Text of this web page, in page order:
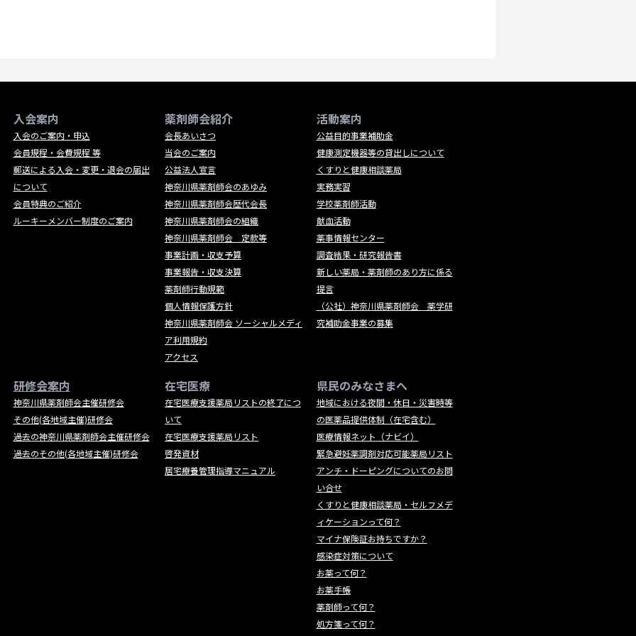
入会案内
入会のご案内・申込
会員規程・会費規程 等
郵送による入会・変更・退会の届出
について
会員特典のご紹介
ルーキーメンバー制度のご案内
薬剤師会紹介
会長あいさつ
当会のご案内
公益法人宣言
神奈川県薬剤師会のあゆみ
神奈川県薬剤師会歴代会長
神奈川県薬剤師会の組織
神奈川県薬剤師会 定款等
事業計画・収支予算
事業報告・収支決算
薬剤師行動規範
個人情報保護方針
神奈川県薬剤師会 ソーシャルメディ
ア利用規約
アクセス
活動案内
公益目的事業補助金
健康測定機器等の貸出しについて
くすりと健康相談薬局
実務実習
学校薬剤師活動
献血活動
薬事情報センター
調査結果・研究報告書
新しい薬局・薬剤師のあり方に係る
提言
（公社）神奈川県薬剤師会 薬学研
究補助金事業の募集
研修会案内
神奈川県薬剤師会主催研修会
その他(各地域主催)研修会
過去の神奈川県薬剤師会主催研修会
過去のその他(各地域主催)研修会
在宅医療
在宅医療支援薬局リストの終了につ
いて
在宅医療支援薬局リスト
啓発資材
居宅療養管理指導マニュアル
県民のみなさまへ
地域における夜間・休日・災害時等
の医薬品提供体制（在宅含む）
医療情報ネット（ナビイ）
緊急避妊薬調剤対応可能薬局リスト
アンチ・ドーピングについてのお問
い合せ
くすりと健康相談薬局・セルフメデ
ィケーションって何？
マイナ保険証お持ちですか？
感染症対策について
お薬って何？
お薬手帳
薬剤師って何？
処方箋って何？